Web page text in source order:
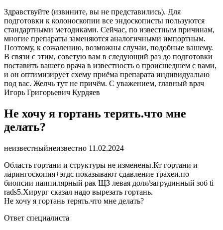
Здравствуйте (извините, вы не представились). Для
подготовки к колоноскопии все эндоскописты пользуются
стандартными методиками. Сейчас, по известным причинам,
многие препараты заменяются аналогичными импортным.
Поэтому, к сожалению, возможны случаи, подобные вашему.
В связи с этим, советую вам в следующий раз до подготовки
поставить вашего врача в известность о происшедшем с вами,
и он оптимизирует схему приёма препарата индивидуально
под вас. Желчь тут не причём. С уважением, главный врач
Игорь Григорьевич Курдяев
Не хочу я гортань терять.что мне
делать?
неизвестныйнеизвестно 11.02.2024
Область гортани и структуры не изменены.Кт гортани и
ларингоскопия+эгдс показывают сдавление трахеи.по
биопсии паппилярный рак ЩЗ левая доля/загрудинный зоб ti
rads5.Хирург сказал надо вырезать гортань.
Не хочу я гортань терять.что мне делать?
Ответ специалиста